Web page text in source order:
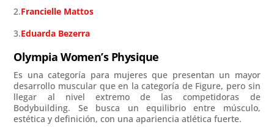
2.Francielle Mattos
3.Eduarda Bezerra
Olympia Women’s Physique
Es una categoría para mujeres que presentan un mayor
desarrollo muscular que en la categoría de Figure, pero sin
llegar al nivel extremo de las competidoras de
Bodybuilding. Se busca un equilibrio entre músculo,
estética y definición, con una apariencia atlética fuerte.